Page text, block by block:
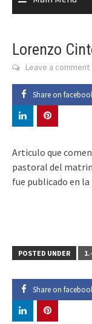
Lorenzo
Leave a comment
Share on
Articulo que
pastoral del
fue publicado en
POSTED UNDER
Share on